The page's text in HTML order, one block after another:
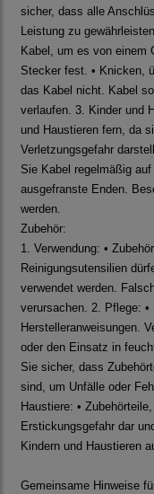
sicher, dass alle
Leistung zu
Kabel, um es von einem
Stecker fest. • Knicken,
das Kabel nicht. Kabel
verlaufen. 3. Kinder und
und Haustieren fern, da
Verletzungsgefahr
Sie Kabel regelmäßig
ausgefranste Enden.
werden.
Zubehör:
1. Verwendung: •
Reinigungsutensilien
verwendet werden.
verursachen. 2. Pflege:
Herstelleranweisungen.
oder den Einsatz in
Sie sicher, dass
sind, um Unfälle oder
Haustiere: •
Erstickungsgefahr dar
Kindern und Haustieren
Gemeinsame Hinweise